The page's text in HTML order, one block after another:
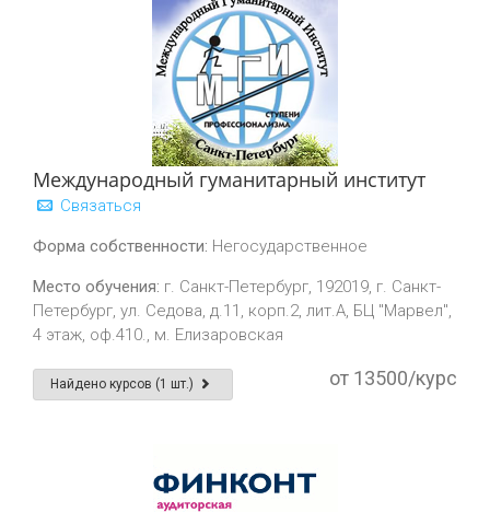
Международный гуманитарный институт
Связаться
Форма собственности: Негосударственное
Место обучения: г. Санкт-Петербург, 192019, г. Санкт-
Петербург, ул. Седова, д.11, корп.2, лит.А, БЦ "Марвел",
4 этаж, оф.410., м. Елизаровская
Найдено курсов (1 шт.) от 13500/курс